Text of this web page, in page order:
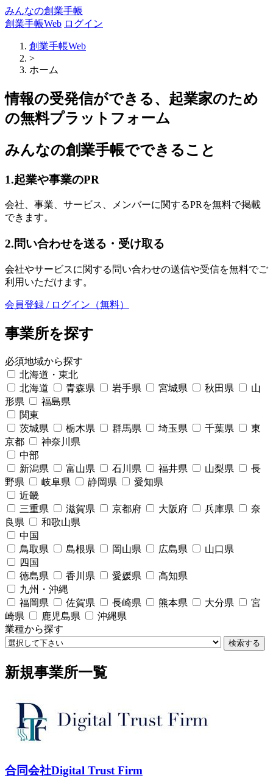
みんなの創業手帳
創業手帳Web ログイン
創業手帳Web
>
ホーム
情報の受発信ができる、起業家のため
の無料プラットフォーム
みんなの創業手帳でできること
1.起業や事業のPR
会社、事業、サービス、メンバーに関するPRを無料で掲載
できます。
2.問い合わせを送る・受け取る
会社やサービスに関する問い合わせの送信や受信を無料でご
利用いただけます。
会員登録 / ログイン（無料）
事業所を探す
必須地域から探す
北海道・東北
北海道
青森県 岩手県 宮城県 秋田県
山
形県
福島県
関東
茨城県
栃木県 群馬県 埼玉県 千葉県
東
京都
神奈川県
中部
新潟県
富山県 石川県 福井県 山梨県
長
野県
岐阜県 静岡県
愛知県
近畿
三重県
滋賀県 京都府 大阪府 兵庫県
奈
良県
和歌山県
中国
鳥取県
島根県 岡山県 広島県
山口県
四国
徳島県
香川県 愛媛県
高知県
九州・沖縄
福岡県
佐賀県 長崎県 熊本県 大分県
宮
崎県
鹿児島県
沖縄県
業種から探す
検索する
新規事業所一覧
合同会社Digital Trust Firm